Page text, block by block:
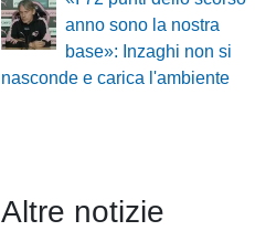
anno sono la nostra
base»: Inzaghi non si
nasconde e carica l'ambiente
Altre notizie